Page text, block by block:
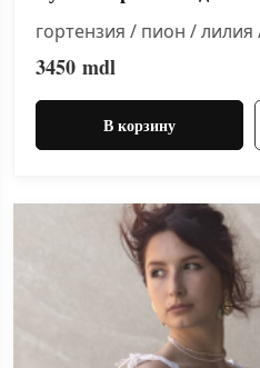
гортензия / пион / лилия
3450 mdl
В корзину